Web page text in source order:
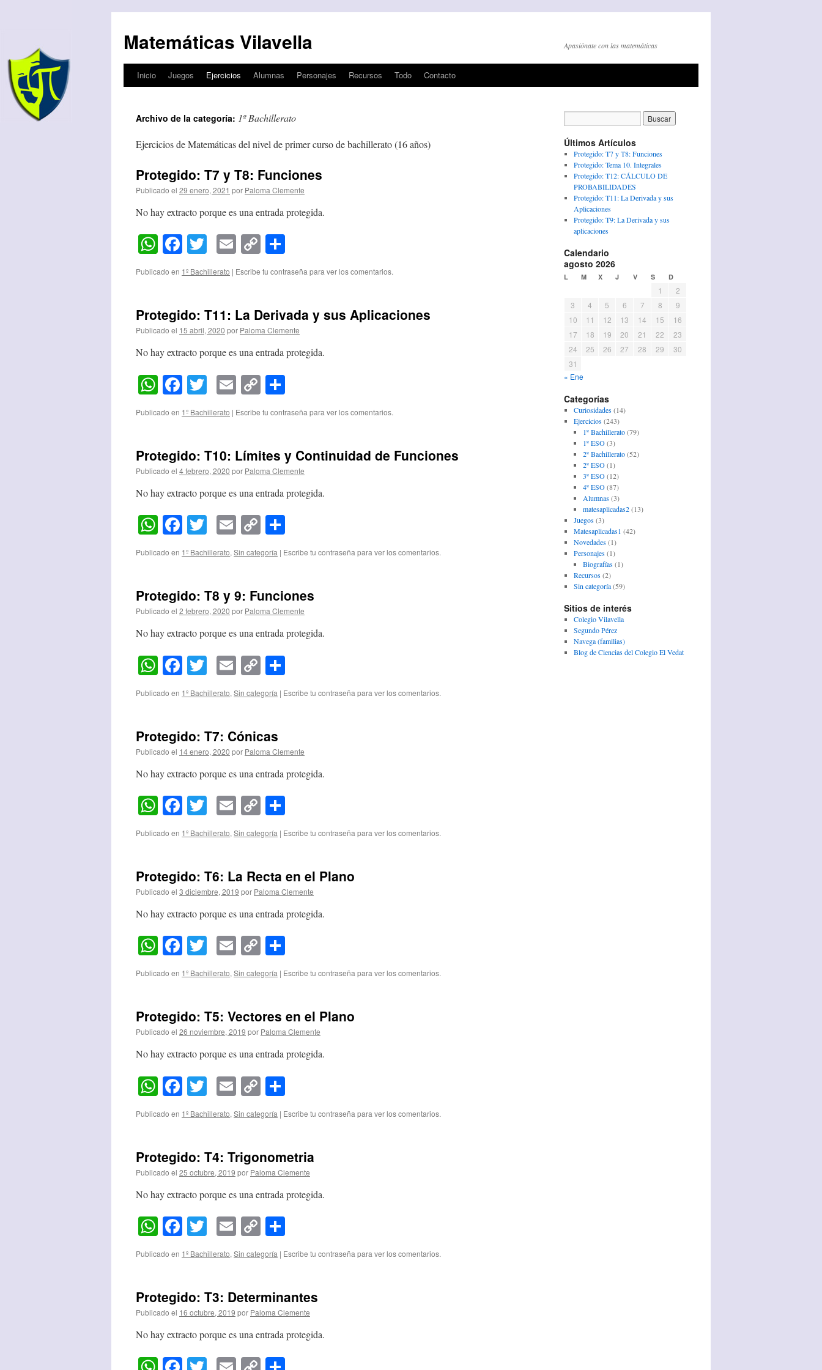
Matemáticas Vilavella Apasiónate con las matemáticas
Saltar
contenido
Inicio Juegos Ejercicios Alumnas Personajes Recursos Todo Contacto
Archivo de la categoría: 1º Bachillerato
Ejercicios de Matemáticas del nivel de primer curso de bachillerato (16 años)
Protegido: T7 y T8: Funciones
Publicado el 29 enero, 2021 por Paloma Clemente
No hay extracto porque es una entrada protegida.
WhatsApp
Facebook
TwitterEmail
Copy
Link
Publicado en 1º Bachillerato | Escribe tu contraseña para ver los comentarios.
Protegido: T11: La Derivada y sus Aplicaciones
Publicado el 15 abril, 2020 por Paloma Clemente
No hay extracto porque es una entrada protegida.
WhatsApp
Facebook
TwitterEmail
Copy
Link
Publicado en 1º Bachillerato | Escribe tu contraseña para ver los comentarios.
Protegido: T10: Límites y Continuidad de Funciones
Publicado el 4 febrero, 2020 por Paloma Clemente
No hay extracto porque es una entrada protegida.
WhatsApp
Facebook
TwitterEmail
Copy
Link
Publicado en 1º Bachillerato, Sin categoría | Escribe tu contraseña para ver los comentarios.
Protegido: T8 y 9: Funciones
Publicado el 2 febrero, 2020 por Paloma Clemente
No hay extracto porque es una entrada protegida.
WhatsApp
Facebook
TwitterEmail
Copy
Link
Publicado en 1º Bachillerato, Sin categoría | Escribe tu contraseña para ver los comentarios.
Protegido: T7: Cónicas
Publicado el 14 enero, 2020 por Paloma Clemente
No hay extracto porque es una entrada protegida.
WhatsApp
Facebook
TwitterEmail
Copy
Link
Publicado en 1º Bachillerato, Sin categoría | Escribe tu contraseña para ver los comentarios.
Protegido: T6: La Recta en el Plano
Publicado el 3 diciembre, 2019 por Paloma Clemente
No hay extracto porque es una entrada protegida.
WhatsApp
Facebook
TwitterEmail
Copy
Link
Publicado en 1º Bachillerato,Sin categoría | Escribe tu contraseña para ver los comentarios.
Protegido: T5: Vectores en el Plano
Publicado el 26 noviembre, 2019 por Paloma Clemente
No hay extracto porque es una entrada protegida.
WhatsApp
Facebook
TwitterEmail
Copy
Link
Publicado en 1º Bachillerato, Sin categoría | Escribe tu contraseña para ver los comentarios.
Protegido: T4: Trigonometria
Publicado el 25 octubre, 2019 por Paloma Clemente
No hay extracto porque es una entrada protegida.
WhatsApp
Facebook
TwitterEmail
Copy
Link
Publicado en 1º Bachillerato, Sin categoría | Escribe tu contraseña para ver los comentarios.
Protegido: T3: Determinantes
Publicado el 16 octubre, 2019 por Paloma Clemente
No hay extracto porque es una entrada protegida.
Últimos Artículos
Protegido: T7 y T8: Funciones
Protegido: Tema 10. Integrales
Protegido: T12: CÁLCULO DE
PROBABILIDADES
Protegido: T11: La Derivada y sus
Aplicaciones
Protegido: T9: La Derivada y sus
aplicaciones
Calendario
agosto 2026
L M X J V S D
« Ene
1
2
3
4 5 6 7 8
9
10
11 12 13 14 15
16
17
18 19 20 21 22
23
24
25 26 27 28 29
30
31
Categorías
Curiosidades(14)
Ejercicios(243)
1º Bachillerato(79)
1º ESO(3)
2º Bachillerato(52)
2º ESO(1)
3º ESO(12)
4º ESO(87)
Alumnas(3)
matesaplicadas2(13)
Juegos(3)
Matesaplicadas1 (42)
Novedades(1)
Personajes(1)
Biografías(1)
Recursos(2)
Sin categoría(59)
Sitios de interés
Colegio Vilavella
Segundo Pérez
Navega (familias)
Blog de Ciencias del Colegio El Vedat